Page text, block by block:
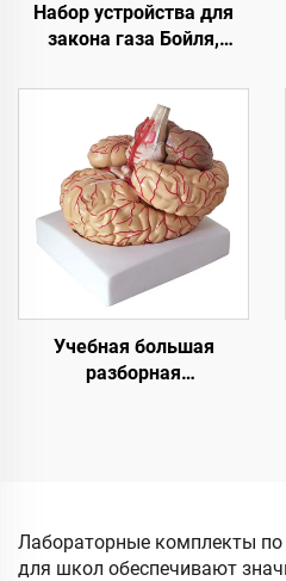
Набор устройства для
закона газа Бойля,
студентов, лабораторное
оборудование по науке о
материалах с
измерением
температуры
Учебная большая
разборная
Лабораторные комплекты
для школ обеспечивают